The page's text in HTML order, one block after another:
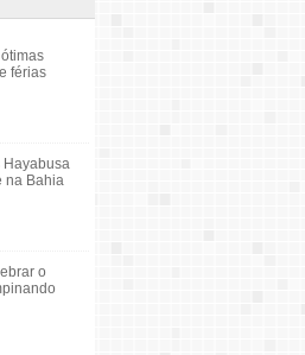
férias
Hayabusa
na Bahia
o